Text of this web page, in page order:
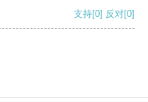
支持[0] 反对[0]